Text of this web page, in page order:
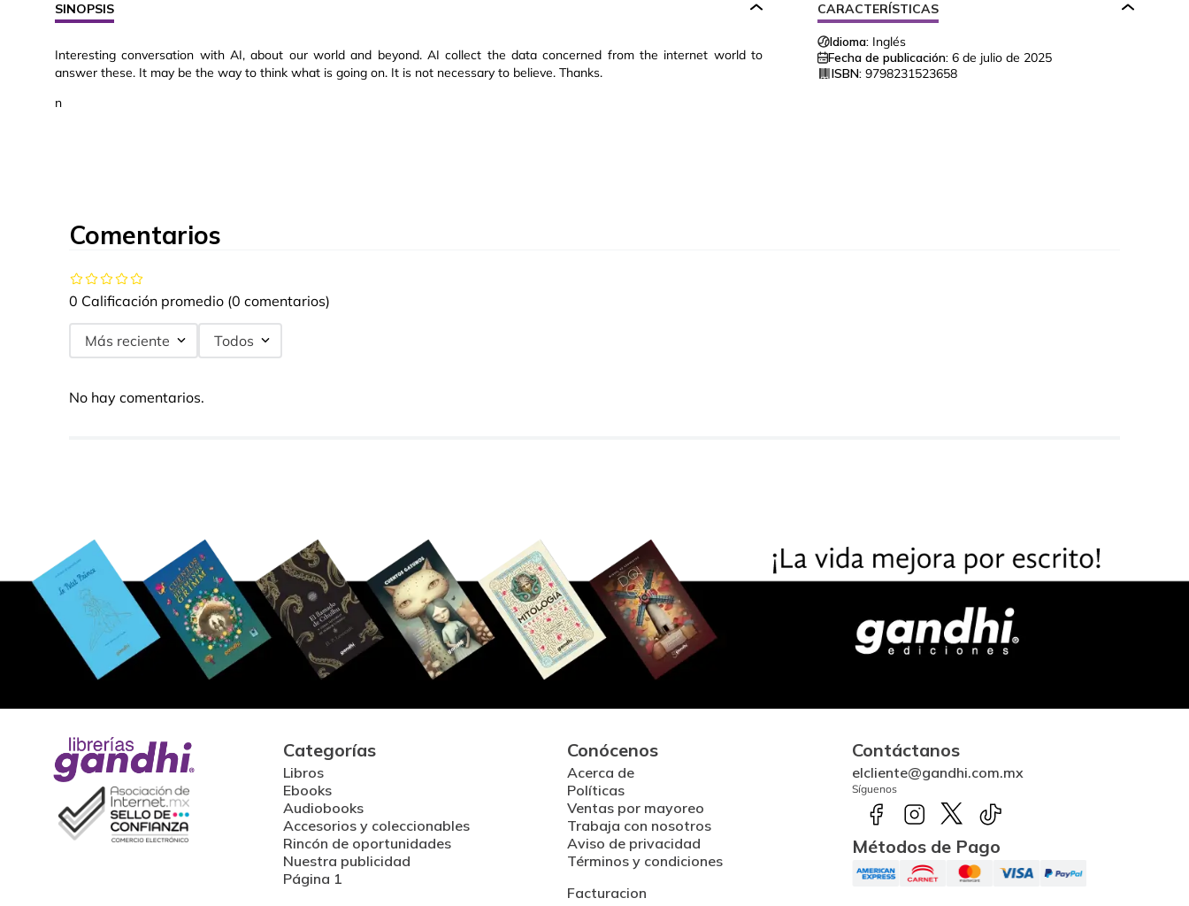
SINOPSIS
Interesting conversation with AI, about our world and beyond. AI collect the data concerned from the internet world to
answer these. It may be the way to think what is going on. It is not necessary to believe. Thanks.
n
CARACTERÍSTICAS
Idioma: Inglés
Fecha de publicación: 6 de julio de 2025
ISBN: 9798231523658
Comentarios
0 Calificación promedio (0 comentarios)
Más reciente Todos
No hay comentarios.
Categorías
Libros
Ebooks
Audiobooks
Accesorios y coleccionables
Rincón de oportunidades
Nuestra publicidad
Página 1
Conócenos
Acerca de
Políticas
Ventas por mayoreo
Trabaja con nosotros
Aviso de privacidad
Términos y condiciones
Facturacion
Contáctanos
elcliente@gandhi.com.mx
Síguenos
Métodos de Pago